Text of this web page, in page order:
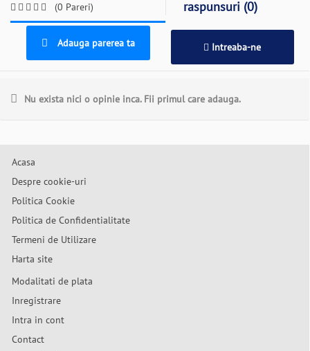
(0 Pareri)
raspunsuri (0)
Adauga parerea ta Intreaba-ne
Nu exista nici o opinie inca. Fii primul care adauga.
Acasa
Despre cookie-uri
Politica Cookie
Politica de Confidentialitate
Termeni de Utilizare
Harta site
Modalitati de plata
Inregistrare
Intra in cont
Contact